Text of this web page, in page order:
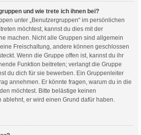
und wie trete ich ihnen bei?
unter „Benutzergruppen“ im persönlichen
möchtest, kannst du dies mit der
machen. Nicht alle Gruppen sind allgemein
Freischaltung, andere können geschlossen
Wenn die Gruppe offen ist, kannst du ihr
Funktion beitreten; verlangt die Gruppe
du dich für sie bewerben. Ein Gruppenleiter
annehmen. Er könnte fragen, warum du in die
möchtest. Bitte belästige keinen
er wird einen Grund dafür haben.